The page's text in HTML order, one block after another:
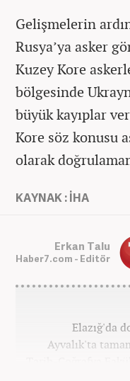
Gelişmelerin
Rusya’ya asker
Kuzey Kore
bölgesinde
büyük kayıplar
Kore söz konusu
olarak
KAYNAK : İHA
Erkan Talu
Haber7.com - Editör
Elazığ'da
Ayvalık'ta
Tarih-Coğrafya